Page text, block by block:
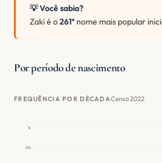
💡 Você sabia?
Zaki é o261º nome mais popular
Por período de nascimento
FREQUÊNCIA POR DÉCADACenso 2022
750
1k